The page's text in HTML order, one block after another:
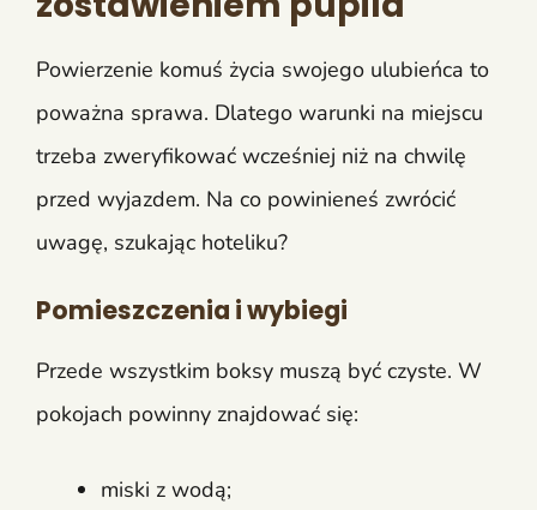
Powierzenie komuś życia swojego ulubieńca to
poważna sprawa. Dlatego warunki na miejscu
trzeba zweryfikować wcześniej niż na chwilę
przed wyjazdem. Na co powinieneś zwrócić
uwagę, szukając hoteliku?
Pomieszczenia i wybiegi
Przede wszystkim boksy muszą być czyste. W
pokojach powinny znajdować się:
miski z wodą;